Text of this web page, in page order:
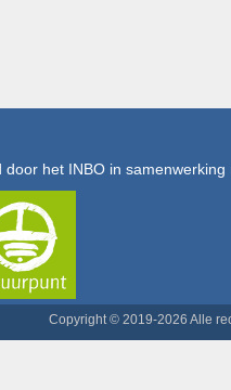
het INBO in
Copyright © 2019-2026 Alle